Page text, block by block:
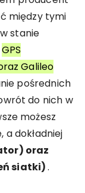
między tymi
stanie
GPS
Galileo
pośrednich
do nich w
możesz
a dokładniej
oraz
siatki).